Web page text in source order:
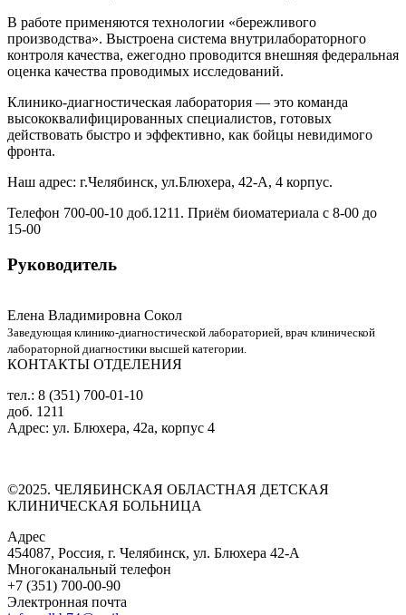
В работе применяются технологии «бережливого
производства». Выстроена система внутрилабораторного
контроля качества, ежегодно проводится внешняя федеральная
оценка качества проводимых исследований.
Клинико-диагностическая лаборатория — это команда
высококвалифицированных специалистов, готовых
действовать быстро и эффективно, как бойцы невидимого
фронта.
Наш адрес: г.Челябинск, ул.Блюхера, 42-А, 4 корпус.
Телефон 700-00-10 доб.1211. Приём биоматериала с 8-00 до
15-00
Руководитель
Елена Владимировна Сокол
Заведующая клинико-диагностической лабораторией, врач клинической
лабораторной диагностики высшей категории.
КОНТАКТЫ ОТДЕЛЕНИЯ
тел.: 8 (351) 700-01-10
доб. 1211
Адрес: ул. Блюхера, 42а, корпус 4
©2025. ЧЕЛЯБИНСКАЯ ОБЛАСТНАЯ ДЕТСКАЯ
КЛИНИЧЕСКАЯ БОЛЬНИЦА
Адрес
454087, Россия, г. Челябинск, ул. Блюхера 42-А
Многоканальный телефон
+7 (351) 700-00-90
Электронная почта